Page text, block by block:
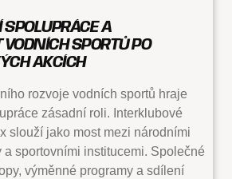
A
SPORTŮ PO
AKCÍCH
rozvoje vodních sportů hraje
zásadní roli. Interklubové
slouží jako most mezi národními
a sportovními institucemi. Společné
výměnné programy a sdílení